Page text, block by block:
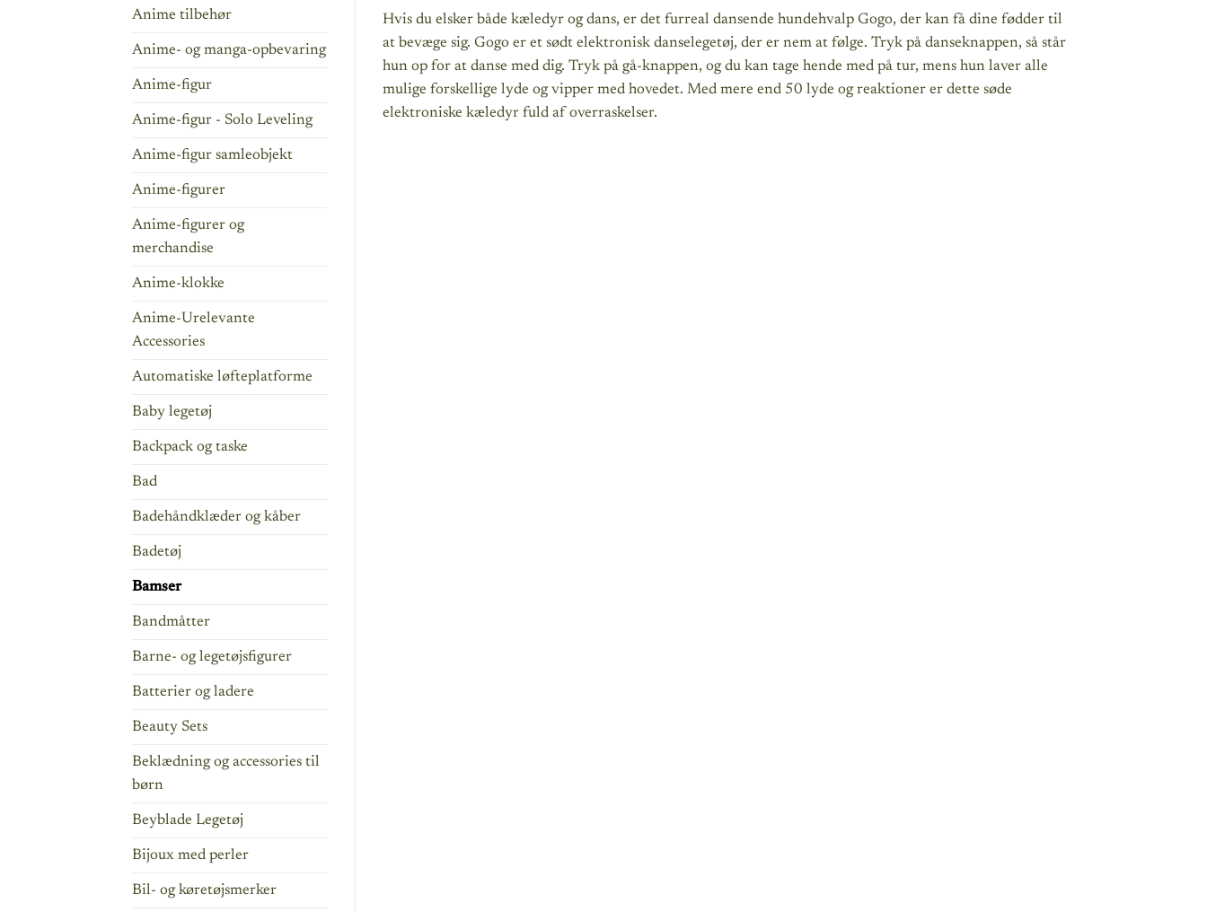
Anime tilbehør
Anime- og manga-opbevaring
Anime-figur
Anime-figur - Solo Leveling
Anime-figur samleobjekt
Anime-figurer
Anime-figurer og
merchandise
Anime-klokke
Anime-Urelevante
Accessories
Automatiske løfteplatforme
Baby legetøj
Backpack og taske
Bad
Badehåndklæder og kåber
Badetøj
Bamser
Bandmåtter
Barne- og legetøjsfigurer
Batterier og ladere
Beauty Sets
Beklædning og accessories til
børn
Beyblade Legetøj
Bijoux med perler
Bil- og køretøjsmerker
Hvis du elsker både kæledyr og dans, er det furreal dansende hundehvalp Gogo, der kan få dine fødder til
at bevæge sig. Gogo er et sødt elektronisk danselegetøj, der er nem at følge. Tryk på danseknappen, så står
hun op for at danse med dig. Tryk på gå-knappen, og du kan tage hende med på tur, mens hun laver alle
mulige forskellige lyde og vipper med hovedet. Med mere end 50 lyde og reaktioner er dette søde
elektroniske kæledyr fuld af overraskelser.